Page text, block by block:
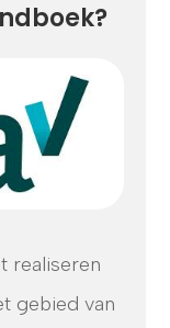
realiseren
gebied van